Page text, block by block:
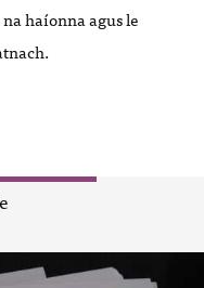
haíonna agus le